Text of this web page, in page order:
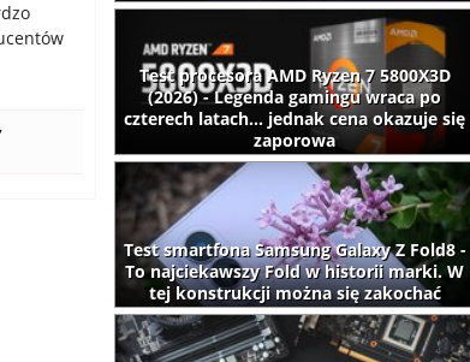
,
Test procesora AMD Ryzen 7 5800X3D
(2026) - Legenda gamingu wraca po
czterech latach... jednak cena okazuje się
zaporowa
Test smartfona Samsung Galaxy Z Fold8 -
To najciekawszy Fold w historii marki. W
tej konstrukcji można się zakochać